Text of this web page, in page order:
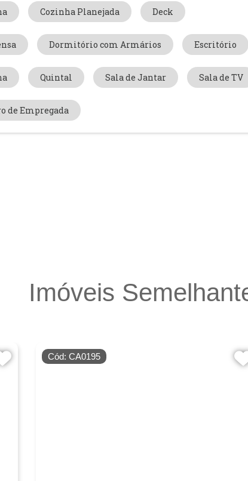
Cozinha Planejada Deck
Dormitório com Armários Escritório
Quintal Sala de Jantar Sala de TV
de Empregada
Imóveis
Cód: CA0195